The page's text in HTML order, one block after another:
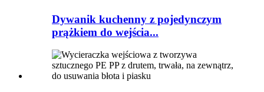
Dywanik kuchenny z pojedynczym
prążkiem do wejścia...